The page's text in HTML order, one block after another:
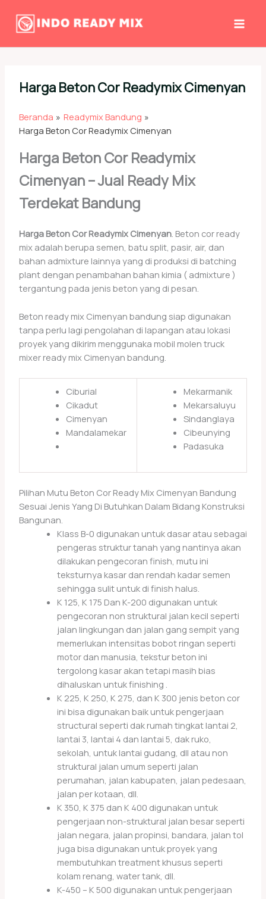
konten
Harga Beton Cor Readymix Cimenyan
Beranda
Readymix Bandung
Harga Beton Cor Readymix Cimenyan
Harga Beton Cor Readymix
Cimenyan – Jual Ready Mix
Terdekat Bandung
Harga Beton Cor Readymix Cimenyan. Beton cor ready
mix adalah berupa semen, batu split, pasir, air, dan
bahan admixture lainnya yang di produksi di batching
plant dengan penambahan bahan kimia ( admixture )
tergantung pada jenis beton yang di pesan.
Beton ready mix Cimenyan bandung siap digunakan
tanpa perlu lagi pengolahan di lapangan atau lokasi
proyek yang dikirim menggunaka mobil molen truck
mixer ready mix Cimenyan bandung.
Ciburial
Cikadut
Cimenyan
Mandalamekar
Mekarmanik
Mekarsaluyu
Sindanglaya
Cibeunying
Padasuka
Pilihan Mutu Beton Cor Ready Mix Cimenyan Bandung
Sesuai Jenis Yang Di Butuhkan Dalam Bidang Konstruksi
Bangunan.
Klass B-0 digunakan untuk dasar atau sebagai
pengeras struktur tanah yang nantinya akan
dilakukan pengecoran finish, mutu ini
teksturnya kasar dan rendah kadar semen
sehingga sulit untuk di finish halus.
K 125, K 175 Dan K-200 digunakan untuk
pengecoran non struktural jalan kecil seperti
jalan lingkungan dan jalan gang sempit yang
memerlukan intensitas bobot ringan seperti
motor dan manusia, tekstur beton ini
tergolong kasar akan tetapi masih bias
dihaluskan untuk finishing .
K 225, K 250, K 275, dan K 300 jenis beton cor
ini bisa digunakan baik untuk pengerjaan
structural seperti dak rumah tingkat lantai 2,
lantai 3, lantai 4 dan lantai 5, dak ruko,
sekolah, untuk lantai gudang, dll atau non
struktural jalan umum seperti jalan
perumahan, jalan kabupaten, jalan pedesaan,
jalan per kotaan, dll.
K 350, K 375 dan K 400 digunakan untuk
pengerjaan non-struktural jalan besar seperti
jalan negara, jalan propinsi, bandara, jalan tol
juga bisa digunakan untuk proyek yang
membutuhkan treatment khusus seperti
kolam renang, water tank, dll.
K-450 – K 500 digunakan untuk pengerjaan